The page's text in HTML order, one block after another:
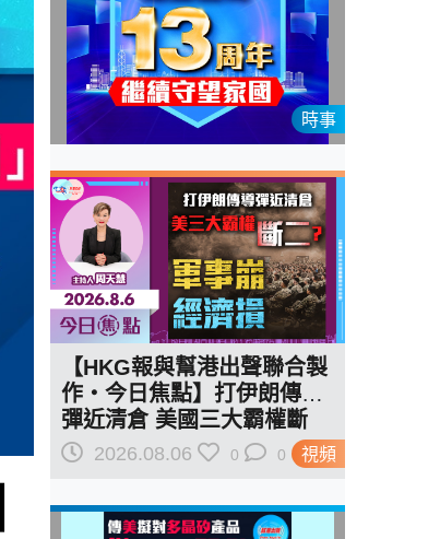
時事
視頻
【HKG報與幫港出聲聯合製
作‧今日焦點】打伊朗傳導
彈近清倉 美國三大霸權斷
二？軍事崩 經濟損
2026.08.06 0 0